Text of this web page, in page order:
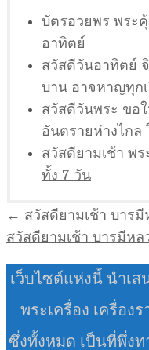
บัตรอวยพร พระ
อาทิตย์
สวัสดีวันอาทิตย์
บาน อาจหาญทุก
สวัสดีวันพระ ขอ
อันตรายห่างไกล
สวัสดียามเช้า พ
ทั้ง 7 วัน
แนะแนว
เรื่อง
← สวัสดียามเช้า บาร
สวัสดียามเช้า บารมีห
เว็บไซต์แห่งนี้ นำเ
พระเครื่อง เครื่อง
ซึ่งทั้งหมด เป็นที่พึ่งท